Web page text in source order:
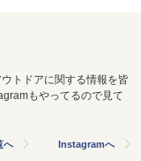
トドアに関する情報を皆
もやってるので見て
へ Instagramへ